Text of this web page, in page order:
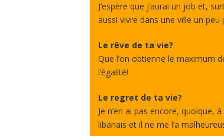
J’espère que j’aurai un job et,
aussi vivre dans une ville un peu
Le rêve de ta vie?
Que l’on obtienne le maximum
l’égalité!
Le regret de ta vie?
Je n’en ai pas encore, quoique,
libanais et il ne me l’a